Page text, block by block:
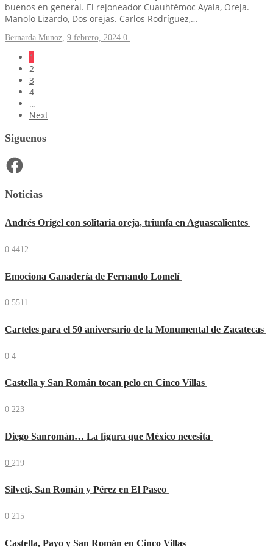
buenos en general. El rejoneador Cuauhtémoc Ayala, Oreja.
Manolo Lizardo, Dos orejas. Carlos Rodríguez,…
Bernarda Munoz, 9 febrero, 2024 0
1
2
3
4
…
Next
Síguenos
Facebook
Noticias
Andrés Origel con solitaria oreja, triunfa en Aguascalientes
0 4412
Emociona Ganadería de Fernando Lomelí
0 5511
Carteles para el 50 aniversario de la Monumental de Zacatecas
0 4
Castella y San Román tocan pelo en Cinco Villas
0 223
Diego Sanromán… La figura que México necesita
0 219
Silveti, San Román y Pérez en El Paseo
0 215
Castella, Payo y San Román en Cinco Villas